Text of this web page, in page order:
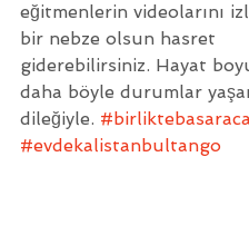
eğitmenlerin videolarını
bir nebze olsun hasret
giderebilirsiniz. Hayat
daha böyle durumlar
dileğiyle.
#evdekalistanbultango